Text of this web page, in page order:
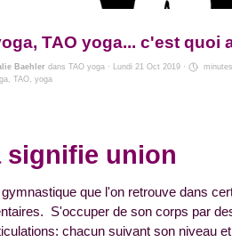
TAO yoga... c'est quoi
Baehler dans TAO yoga · Lundi 21 Oct 2019 ·
minutes
TAO yoga
signifie union
que l'on retrouve dans
S'occuper de son corps par
chacun suivant son niveau